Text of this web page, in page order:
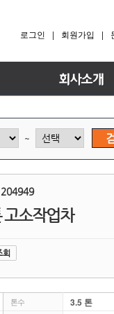
로그인 | 회원가입 |
~
고소작업차
회
톤수 3.5 톤